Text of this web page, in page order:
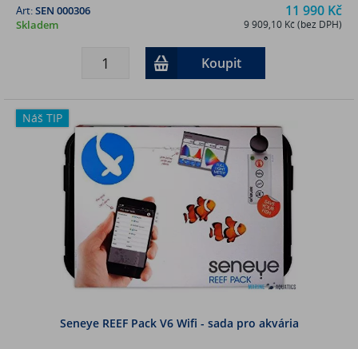
11 990 Kč
9 909,10 Kč (bez DPH)
Art:SEN 000306
Skladem
Koupit
Náš TIP
Seneye REEF Pack V6 Wifi - sada pro akvária